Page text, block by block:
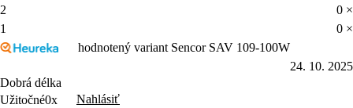
2
0 ×
1
0 ×
hodnotený variant Sencor SAV 109-100W
24. 10. 2025
Dobrá délka
Užitočné0x
Nahlásiť